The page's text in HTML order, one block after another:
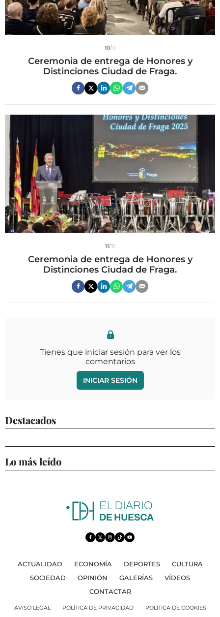
10/11
Ceremonia de entrega de Honores y
Distinciones Ciudad de Fraga.
11/11
Ceremonia de entrega de Honores y
Distinciones Ciudad de Fraga.
Tienes que iniciar sesión para ver los
comentarios
INICIAR SESIÓN
Destacados
Lo más leído
ACTUALIDAD ECONOMÍA DEPORTES
CULTURA
SOCIEDAD
OPINIÓN GALERÍAS
VÍDEOS
CONTACTAR
AVISO LEGAL POLÍTICA DE PRIVACIDAD POLÍTICA DE COOKIES